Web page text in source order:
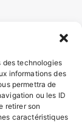
des technologies
informations des
permettra de
ou les ID
retirer son
caractéristiques